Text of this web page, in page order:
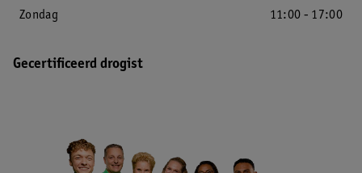
Zondag
11:00 - 17:00
Gecertificeerd drogist